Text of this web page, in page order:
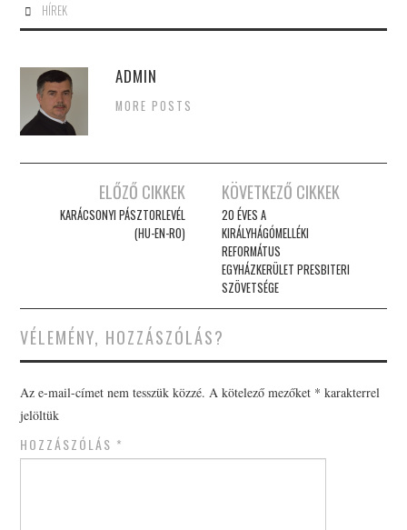
HÍREK
ADMIN
MORE POSTS
navigation
ELŐZŐ CIKKEK
KARÁCSONYI PÁSZTORLEVÉL
(HU-EN-RO)
KÖVETKEZŐ CIKKEK
20 ÉVES A
KIRÁLYHÁGÓMELLÉKI
REFORMÁTUS
EGYHÁZKERÜLET PRESBITERI
SZÖVETSÉGE
VÉLEMÉNY, HOZZÁSZÓLÁS?
Az e-mail-címet nem tesszük közzé. A kötelező mezőket * karakterrel
jelöltük
HOZZÁSZÓLÁS *